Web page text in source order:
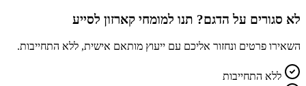
לא סגורים על הדגם? תנו למומחי קארזון לסייע
השאירו פרטים ונחזור אליכם עם ייעוץ מותאם אישית, ללא התחייבות.
ללא התחייבות